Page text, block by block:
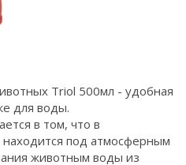
Triol 500мл - удобная
для воды.
в том, что в
находится под атмосферным
животным воды из